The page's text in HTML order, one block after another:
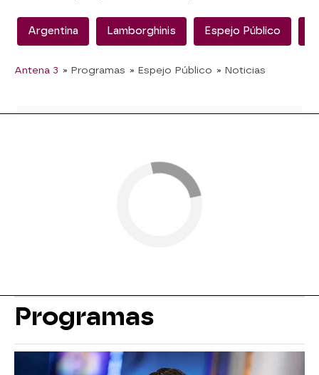
Argentina Lamborghinis Espejo Público
Antena 3 » Programas » Espejo Público » Noticias
Programas